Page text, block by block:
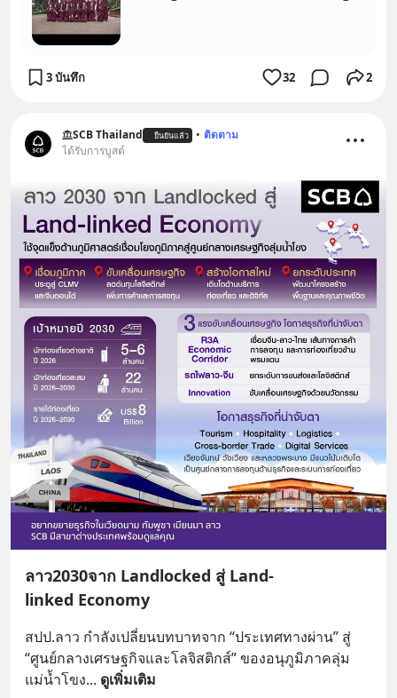
3 บันทึก 32 2
SCB Thailand ยืนยันแล้ว • ติดตาม
ได้รับการบูสต์
ลาว2030จาก Landlocked สู่ Land-
linked Economy
สปป.ลาว กำลังเปลี่ยนบทบาทจาก “ประเทศทางผ่าน” สู่
“ศูนย์กลางเศรษฐกิจและโลจิสติกส์” ของอนุภูมิภาคลุ่ม
แม่น้ำโขง... ดูเพิ่มเติม